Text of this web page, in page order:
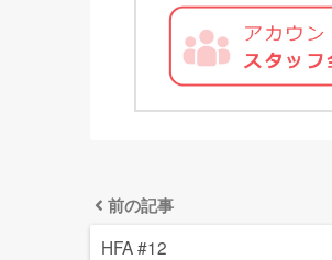
前の記事
HFA #12